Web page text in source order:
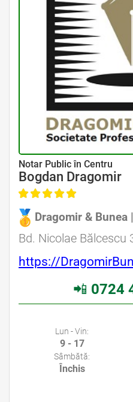
Avocat Specializat în Drept Civil • Avocat Specializat în
Notar Public în Centru
Bogdan Dragomir
Dragomir & Bunea
Bd. Nicolae Bălcescu
https://
📲 0724
Lun - Vin:
9 - 17
Sâmbătă:
Închis